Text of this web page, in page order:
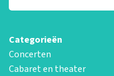
Categorieën
Concerten
Cabaret en theater